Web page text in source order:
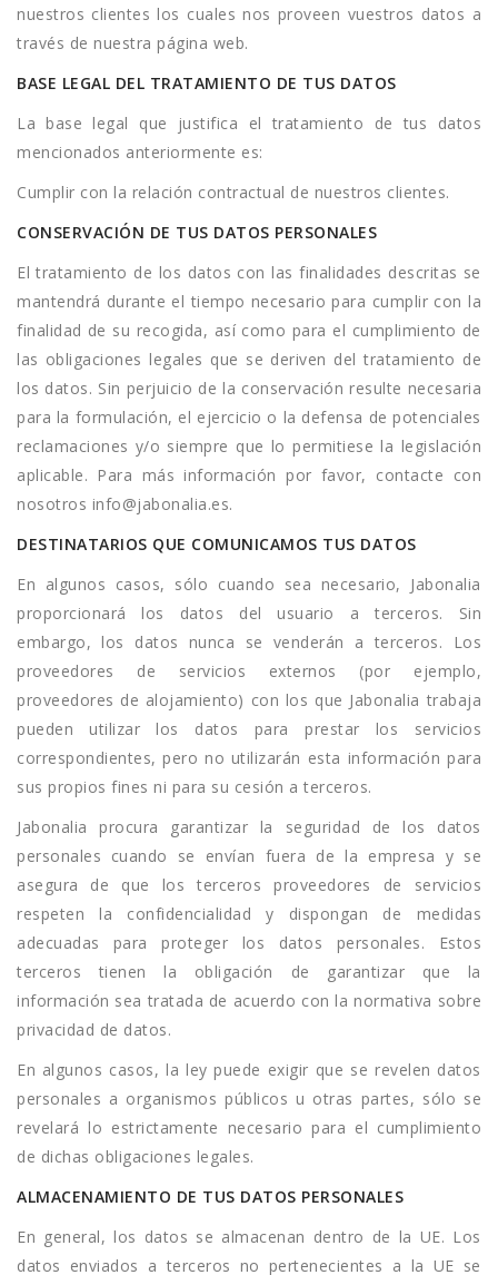
nuestros clientes los cuales nos proveen vuestros datos a
través de nuestra página web.
BASE LEGAL DEL TRATAMIENTO DE TUS DATOS
La base legal que justifica el tratamiento de tus datos
mencionados anteriormente es:
Cumplir con la relación contractual de nuestros clientes.
CONSERVACIÓN DE TUS DATOS PERSONALES
El tratamiento de los datos con las finalidades descritas se
mantendrá durante el tiempo necesario para cumplir con la
finalidad de su recogida, así como para el cumplimiento de
las obligaciones legales que se deriven del tratamiento de
los datos. Sin perjuicio de la conservación resulte necesaria
para la formulación, el ejercicio o la defensa de potenciales
reclamaciones y/o siempre que lo permitiese la legislación
aplicable. Para más información por favor, contacte con
nosotros info@jabonalia.es.
DESTINATARIOS QUE COMUNICAMOS TUS DATOS
En algunos casos, sólo cuando sea necesario, Jabonalia
proporcionará los datos del usuario a terceros. Sin
embargo, los datos nunca se venderán a terceros. Los
proveedores de servicios externos (por ejemplo,
proveedores de alojamiento) con los que Jabonalia trabaja
pueden utilizar los datos para prestar los servicios
correspondientes, pero no utilizarán esta información para
sus propios fines ni para su cesión a terceros.
Jabonalia procura garantizar la seguridad de los datos
personales cuando se envían fuera de la empresa y se
asegura de que los terceros proveedores de servicios
respeten la confidencialidad y dispongan de medidas
adecuadas para proteger los datos personales. Estos
terceros tienen la obligación de garantizar que la
información sea tratada de acuerdo con la normativa sobre
privacidad de datos.
En algunos casos, la ley puede exigir que se revelen datos
personales a organismos públicos u otras partes, sólo se
revelará lo estrictamente necesario para el cumplimiento
de dichas obligaciones legales.
ALMACENAMIENTO DE TUS DATOS PERSONALES
En general, los datos se almacenan dentro de la UE. Los
datos enviados a terceros no pertenecientes a la UE se